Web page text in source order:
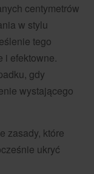
centymetrów
w stylu
tego
i efektowne.
gdy
wystającego
zasady, które
ukryć